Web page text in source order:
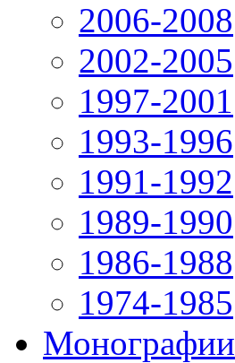
2006-2008
2002-2005
1997-2001
1993-1996
1991-1992
1989-1990
1986-1988
1974-1985
Монографии